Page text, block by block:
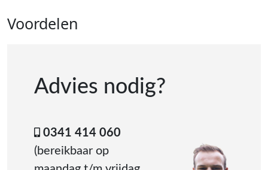
Voordelen
Advies nodig?
0341 414 060
(bereikbaar op